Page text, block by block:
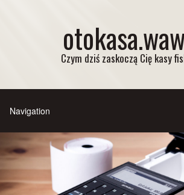
Czym dziś zaskoczą Cię kasy